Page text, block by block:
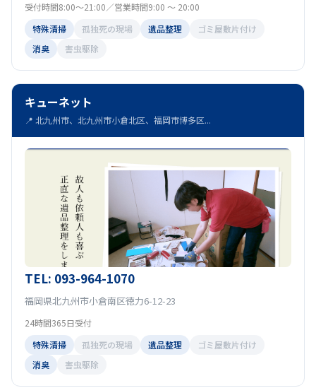
受付時間8:00～21:00／営業時間9:00 ～ 20:00
特殊清掃
孤独死の現場 遺品整理
ゴミ屋敷片付け
消臭
害虫駆除
キューネット
📍 北九州市、北九州市小倉北区、福岡市博多区...
TEL: 093-964-1070
福岡県北九州市小倉南区徳力6-12-23
24時間365日受付
特殊清掃
孤独死の現場 遺品整理
ゴミ屋敷片付け
消臭
害虫駆除